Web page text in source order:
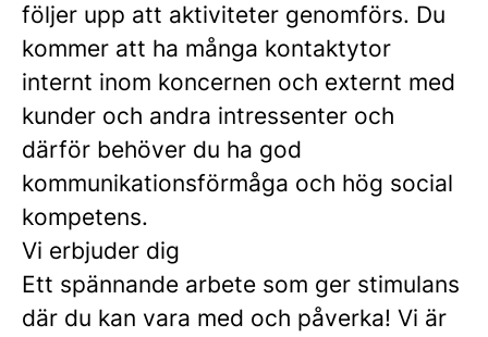
följer upp att aktiviteter genomförs. Du
kommer att ha många kontaktytor
internt inom koncernen och externt med
kunder och andra intressenter och
därför behöver du ha god
kommunikationsförmåga och hög social
kompetens.
Vi erbjuder dig
Ett spännande arbete som ger stimulans
där du kan vara med och påverka! Vi är